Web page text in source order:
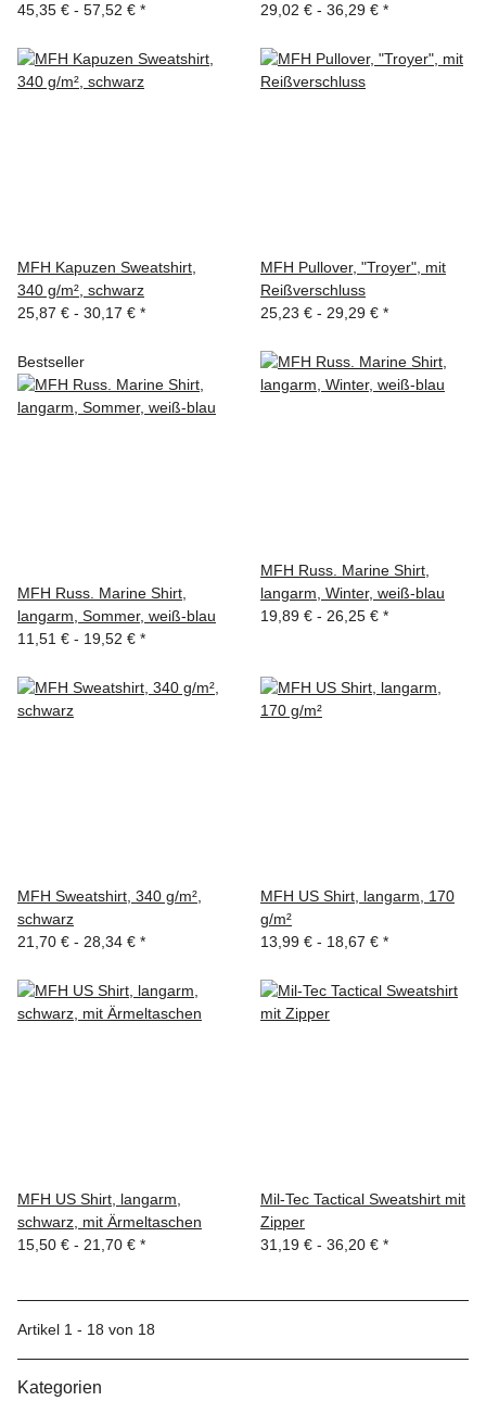
45,35 € - 57,52 € *
29,02 € - 36,29 € *
MFH Kapuzen Sweatshirt,
340 g/m², schwarz
25,87 € - 30,17 € *
MFH Pullover, "Troyer", mit
Reißverschluss
25,23 € - 29,29 € *
Bestseller
MFH Russ. Marine Shirt,
langarm, Sommer, weiß-blau
11,51 € - 19,52 € *
MFH Russ. Marine Shirt,
langarm, Winter, weiß-blau
19,89 € - 26,25 € *
MFH Sweatshirt, 340 g/m²,
schwarz
21,70 € - 28,34 € *
MFH US Shirt, langarm, 170
g/m²
13,99 € - 18,67 € *
MFH US Shirt, langarm,
schwarz, mit Ärmeltaschen
15,50 € - 21,70 € *
Mil-Tec Tactical Sweatshirt mit
Zipper
31,19 € - 36,20 € *
Artikel 1 - 18 von 18
Kategorien